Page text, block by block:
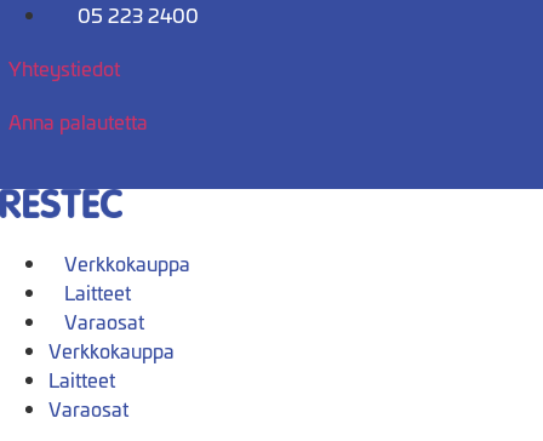
Mene
05 223 2400
Yhteystiedot
Anna palautetta
Verkkokauppa
Laitteet
Varaosat
Verkkokauppa
Laitteet
Varaosat